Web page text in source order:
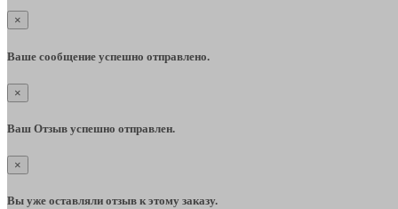
×
Ваше сообщение успешно отправлено.
×
Ваш Отзыв успешно отправлен.
×
Вы уже оставляли отзыв к этому заказу.